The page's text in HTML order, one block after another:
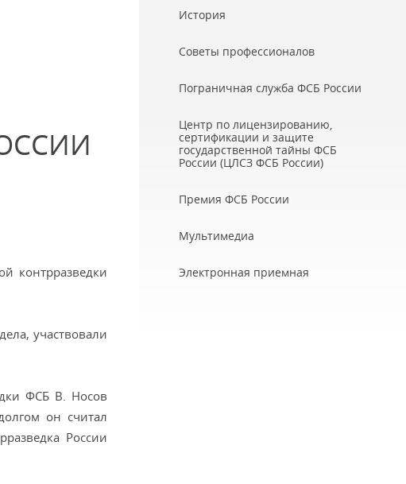
контрразведки
участвовали
ФСБ В. Носов
он считал
России
История
Советы профессионалов
Пограничная служба ФСБ России
Центр по лицензированию,
сертификации и защите
государственной тайны ФСБ
России (ЦЛСЗ ФСБ России)
Премия ФСБ России
Мультимедиа
Электронная приемная